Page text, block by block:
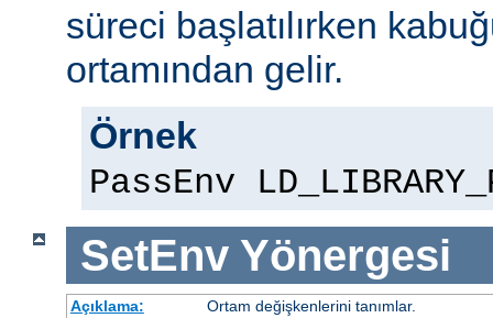
süreci başlatılırken
ortamından gelir.
Örnek
PassEnv
SetEnv Yönergesi
Açıklama:
Ortam değişkenlerini tanımlar.